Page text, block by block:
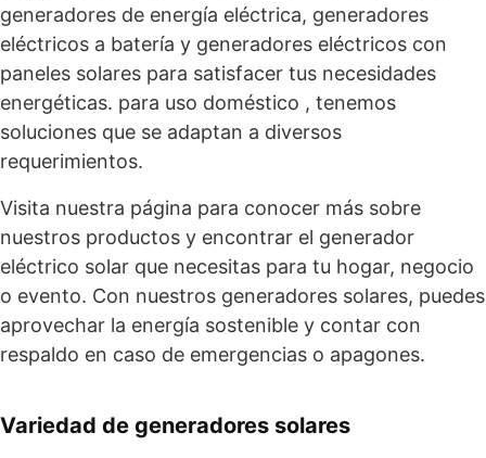
generadores de energía eléctrica, generadores
eléctricos a batería y generadores eléctricos con
paneles solares para satisfacer tus necesidades
energéticas. para uso doméstico , tenemos
soluciones que se adaptan a diversos
requerimientos.
Visita nuestra página para conocer más sobre
nuestros productos y encontrar el generador
eléctrico solar que necesitas para tu hogar, negocio
o evento. Con nuestros generadores solares, puedes
aprovechar la energía sostenible y contar con
respaldo en caso de emergencias o apagones.
Variedad de generadores solares